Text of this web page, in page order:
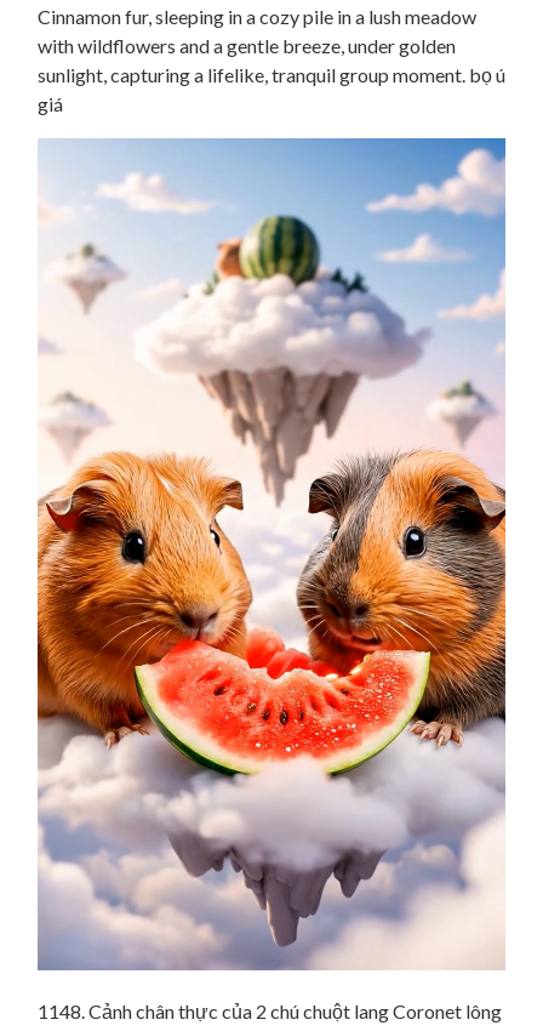
Cinnamon fur, sleeping in a cozy pile in a lush meadow
with wildflowers and a gentle breeze, under golden
sunlight, capturing a lifelike, tranquil group moment. bọ ú
giá
1148. Cảnh chân thực của 2 chú chuột lang Coronet lông